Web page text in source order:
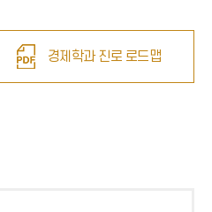
경제학과 진로 로드맵